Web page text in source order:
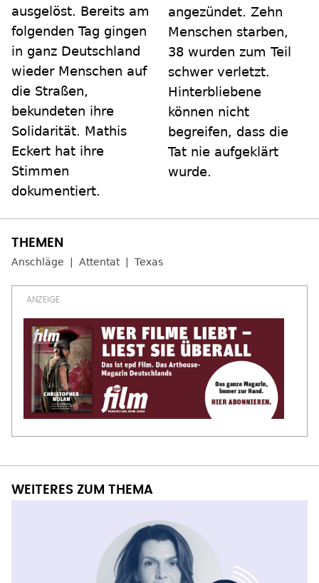
ausgelöst. Bereits am
folgenden Tag gingen
in ganz Deutschland
wieder Menschen auf
die Straßen,
bekundeten ihre
Solidarität. Mathis
Eckert hat ihre
Stimmen
dokumentiert.
angezündet. Zehn
Menschen starben,
38 wurden zum Teil
schwer verletzt.
Hinterbliebene
können nicht
begreifen, dass die
Tat nie aufgeklärt
wurde.
Anschläge Attentat Texas
WEITERES ZUM THEMA